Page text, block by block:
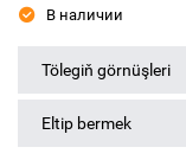
В наличии
Tölegiň görnüşleri
Eltip bermek